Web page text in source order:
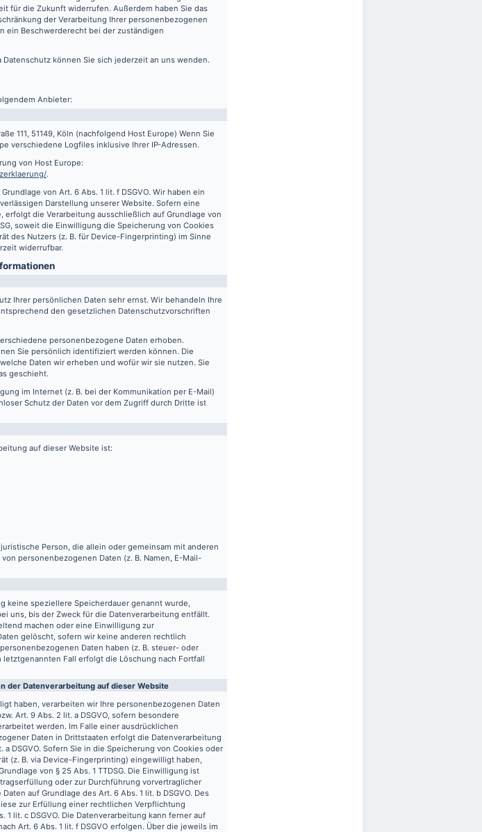
für die Zukunft widerrufen. Außerdem haben Sie das
der Verarbeitung Ihrer personenbezogenen
ein Beschwerderecht bei der zuständigen
können Sie sich jederzeit an uns wenden.
Anbieter:
111, 51149, Köln (nachfolgend Host Europe) Wenn Sie
verschiedene Logfiles inklusive Ihrer IP-Adressen.
von Host Europe:
.
von Art. 6 Abs. 1 lit. f DSGVO. Wir haben ein
Darstellung unserer Website. Sofern eine
die Verarbeitung ausschließlich auf Grundlage von
soweit die Einwilligung die Speicherung von Cookies
des Nutzers (z. B. für Device-Fingerprinting) im Sinne
widerrufbar.
Ihrer persönlichen Daten sehr ernst. Wir behandeln Ihre
den gesetzlichen Datenschutzvorschriften
personenbezogene Daten erhoben.
Sie persönlich identifiziert werden können. Die
Daten wir erheben und wofür wir sie nutzen. Sie
geschieht.
im Internet (z. B. bei der Kommunikation per E-Mail)
Schutz der Daten vor dem Zugriff durch Dritte ist
auf dieser Website ist:
Person, die allein oder gemeinsam mit anderen
personenbezogenen Daten (z. B. Namen, E-Mail-
keine speziellere Speicherdauer genannt wurde,
uns, bis der Zweck für die Datenverarbeitung entfällt.
machen oder eine Einwilligung zur
gelöscht, sofern wir keine anderen rechtlich
Daten haben (z. B. steuer- oder
Fall erfolgt die Löschung nach Fortfall
der Datenverarbeitung auf dieser Website
haben, verarbeiten wir Ihre personenbezogenen Daten
Art. 9 Abs. 2 lit. a DSGVO, sofern besondere
werden. Im Falle einer ausdrücklichen
Daten in Drittstaaten erfolgt die Datenverarbeitung
DSGVO. Sofern Sie in die Speicherung von Cookies oder
(z. B. via Device-Fingerprinting) eingewilligt haben,
von § 25 Abs. 1 TTDSG. Die Einwilligung ist
oder zur Durchführung vorvertraglicher
auf Grundlage des Art. 6 Abs. 1 lit. b DSGVO. Des
zur Erfüllung einer rechtlichen Verpflichtung
lit. c DSGVO. Die Datenverarbeitung kann ferner auf
Art. 6 Abs. 1 lit. f DSGVO erfolgen. Über die jeweils im